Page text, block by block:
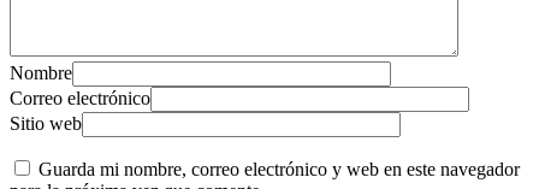
Nombre
Correo electrónico
Sitio web
Guarda mi nombre, correo electrónico y web en este navegador